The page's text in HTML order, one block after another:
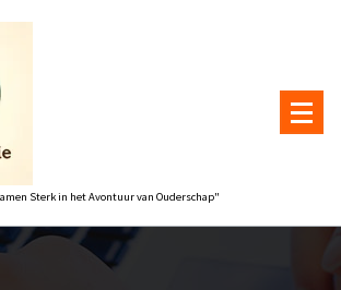
Sterk in het Avontuur van Ouderschap"